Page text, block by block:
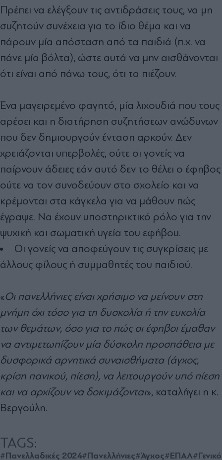
Πρέπει να ελέγξουν τις αντιδράσεις τους, να μη
συζητούν συνέχεια για το ίδιο θέμα και να
πάρουν μία απόσταση από τα παιδιά (π.χ. να
πάνε μία βόλτα), ώστε αυτά να μην αισθάνονται
ότι είναι από πάνω τους, ότι τα πιέζουν.
Ένα μαγειρεμένο φαγητό, μία λιχουδιά που τους
αρέσει και η διατήρηση συζητήσεων ανώδυνων
που δεν δημιουργούν ένταση αρκούν. Δεν
χρειάζονται υπερβολές, ούτε οι γονείς να
παίρνουν άδειες εάν αυτό δεν το θέλει ο έφηβος
ούτε να τον συνοδεύουν στο σχολείο και να
κρέμονται στα κάγκελα για να μάθουν πώς
έγραψε. Να έχουν υποστηρικτικό ρόλο για την
ψυχική και σωματική υγεία του εφήβου.
Οι γονείς να αποφεύγουν τις συγκρίσεις με
άλλους φίλους ή συμμαθητές του παιδιού.
«Οι πανελλήνιες είναι χρήσιμο να μείνουν στη
μνήμη όχι τόσο για τη δυσκολία ή την ευκολία
των θεμάτων, όσο για το πώς οι έφηβοι έμαθαν
να αντιμετωπίζουν μία δύσκολη προσπάθεια με
δυσφορικά αρνητικά συναισθήματα (άγχος,
κρίση πανικού, πίεση), να λειτουργούν υπό πίεση
και να αρχίζουν να δοκιμάζονται», καταλήγει η κ.
Βεργούλη.
TAGS:
#Πανελλαδικές 2024#Πανελλήνιες#Άγχος#ΕΠΑΛ